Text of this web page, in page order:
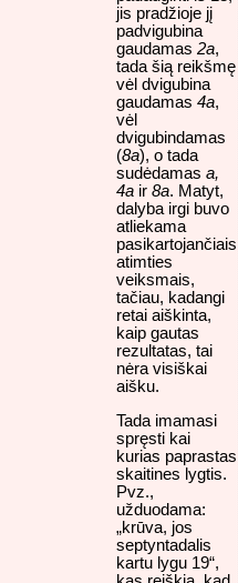
jis pradžioje jį
padvigubina
gaudamas 2a,
tada šią reikšmę
vėl dvigubina
gaudamas 4a,
vėl
dvigubindamas
(8a), o tada
sudėdamas a,
4a ir 8a. Matyt,
dalyba irgi buvo
atliekama
pasikartojančiais
atimties
veiksmais,
tačiau, kadangi
retai aiškinta,
kaip gautas
rezultatas, tai
nėra visiškai
aišku.
Tada imamasi
spręsti kai
kurias paprastas
skaitines lygtis.
Pvz.,
užduodama:
„krūva, jos
septyntadalis
kartu lygu 19“,